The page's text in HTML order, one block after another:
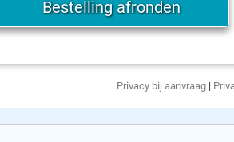
Privacy bij aanvraag|